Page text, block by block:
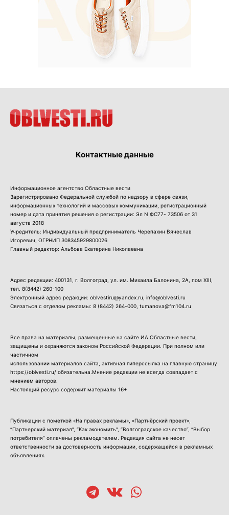
Контактные данные
Информационное агентство Областные вести
Зарегистрировано Федеральной службой по надзору в сфере связи,
информационных технологий и массовых коммуникации, регистрационный
номер и дата принятия решения о регистрации: Эл N ФС77- 73506 от 31
августа 2018
Учредитель: Индивидуальный предприниматель Черепахин Вячеслав
Игоревич, ОГРНИП 308345929800026
Главный редактор: Альбова Екатерина Николаевна
Адрес редакции: 400131, г. Волгоград, ул. им. Михаила Балонина, 2А, пом XIII,
тел. 8(8442) 260-100
Электронный адрес редакции: oblvestiru@yandex.ru, info@oblvesti.ru
Связаться с отделом рекламы: 8 (8442) 264-000 , tumanova@fm104.ru
Все права на материалы, размещенные на сайте ИА Областные вести,
защищены и охраняются законом Российской Федерации. При полном или
частичном
использовании материалов сайта, активная гиперссылка на главную страницу
https://oblvesti.ru/ обязательна.Мнение редакции не всегда совпадает с
мнением авторов.
Настоящий ресурс содержит материалы 16+
Публикации с пометкой «На правах рекламы», «Партнёрский проект»,
“Партнерский материал”, “Как экономить”, “Волгоградское качество”, “Выбор
потребителя” оплачены рекламодателем. Редакция сайта не несет
ответственности за достоверность информации, содержащейся в рекламных
объявлениях.